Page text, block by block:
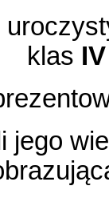
klas
jego